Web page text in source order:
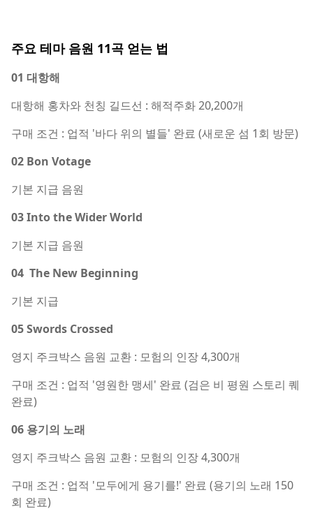
주요 테마 음원 11곡 얻는 법
01 대항해
대항해 홍차와 천칭 길드선 : 해적주화 20,200개
구매 조건 : 업적 '바다 위의 별들' 완료 (새로운 섬 1회 방문)
02 Bon Votage
기본 지급 음원
03 Into the Wider World
기본 지급 음원
04 The New Beginning
기본 지급
05 Swords Crossed
영지 주크박스 음원 교환 : 모험의 인장 4,300개
구매 조건 : 업적 '영원한 맹세' 완료 (검은 비 평원 스토리 퀘
완료)
06 용기의 노래
영지 주크박스 음원 교환 : 모험의 인장 4,300개
구매 조건 : 업적 '모두에게 용기를!' 완료 (용기의 노래 150
회 완료)